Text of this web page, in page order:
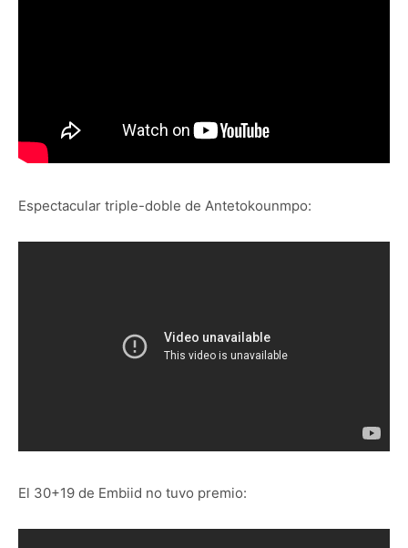
Espectacular triple-doble de Antetokounmpo:
El 30+19 de Embiid no tuvo premio: